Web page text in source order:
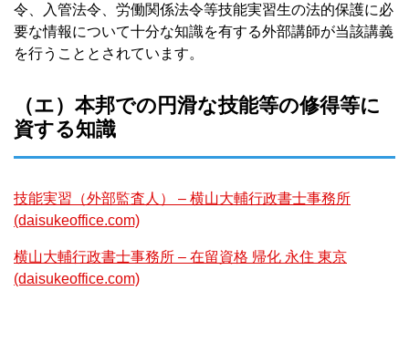
令、入管法令、労働関係法令等技能実習生の法的保護に必
要な情報について十分な知識を有する外部講師が当該講義
を行うこととされています。
（エ）本邦での円滑な技能等の修得等に
資する知識
技能実習（外部監査人） – 横山大輔行政書士事務所
(daisukeoffice.com)
横山大輔行政書士事務所 – 在留資格 帰化 永住 東京
(daisukeoffice.com)